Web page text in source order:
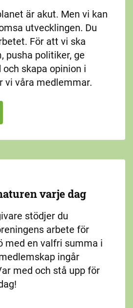
är akut. Men vi kan
utvecklingen. Du
För att vi ska
pusha politiker, ge
skapa opinion i
vi våra medlemmar.
varje dag
stödjer du
arbete för
med en valfri summa i
ingår
med och stå upp för